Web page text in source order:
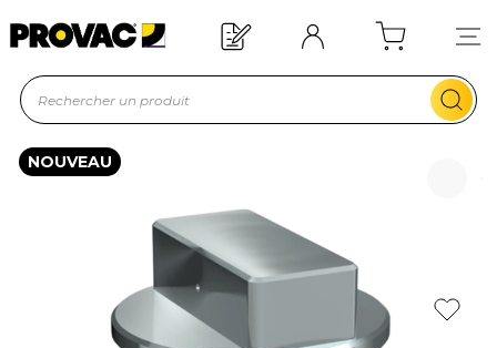
Offre de bienvenue : 20€ offerts !
En savoir plus
NOUVEAU